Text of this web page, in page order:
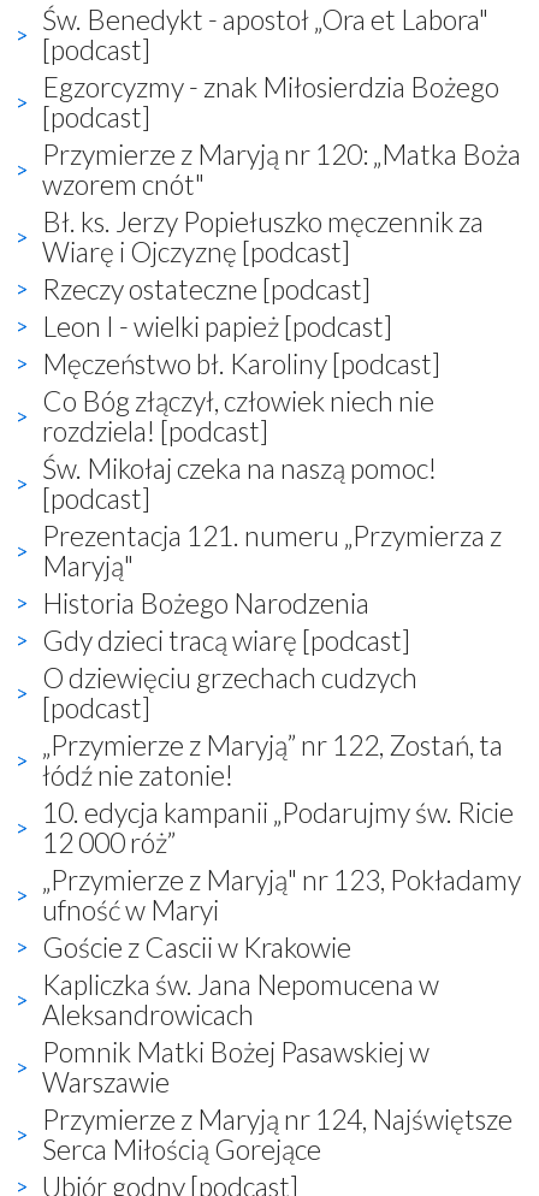
Św. Benedykt - apostoł „Ora et Labora"
[podcast]
Egzorcyzmy - znak Miłosierdzia Bożego
[podcast]
Przymierze z Maryją nr 120: „Matka Boża
wzorem cnót"
Bł. ks. Jerzy Popiełuszko męczennik za
Wiarę i Ojczyznę [podcast]
Rzeczy ostateczne [podcast]
Leon I - wielki papież [podcast]
Męczeństwo bł. Karoliny [podcast]
Co Bóg złączył, człowiek niech nie
rozdziela! [podcast]
Św. Mikołaj czeka na naszą pomoc!
[podcast]
Prezentacja 121. numeru „Przymierza z
Maryją"
Historia Bożego Narodzenia
Gdy dzieci tracą wiarę [podcast]
O dziewięciu grzechach cudzych
[podcast]
„Przymierze z Maryją” nr 122, Zostań, ta
łódź nie zatonie!
10. edycja kampanii „Podarujmy św. Ricie
12 000 róż”
„Przymierze z Maryją" nr 123, Pokładamy
ufność w Maryi
Goście z Cascii w Krakowie
Kapliczka św. Jana Nepomucena w
Aleksandrowicach
Pomnik Matki Bożej Pasawskiej w
Warszawie
Przymierze z Maryją nr 124, Najświętsze
Serca Miłością Gorejące
Ubiór godny [podcast]